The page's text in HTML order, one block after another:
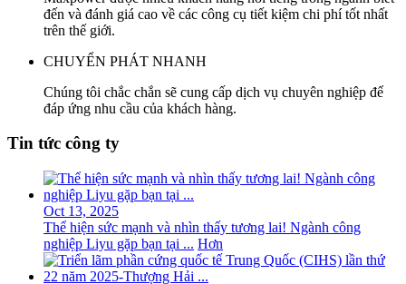
đến và đánh giá cao về các công cụ tiết kiệm chi phí tốt nhất
trên thế giới.
CHUYỂN PHÁT NHANH
Chúng tôi chắc chắn sẽ cung cấp dịch vụ chuyên nghiệp để
đáp ứng nhu cầu của khách hàng.
Tin tức công ty
Oct 13, 2025
Thể hiện sức mạnh và nhìn thấy tương lai! Ngành công
nghiệp Liyu gặp bạn tại ... Hơn